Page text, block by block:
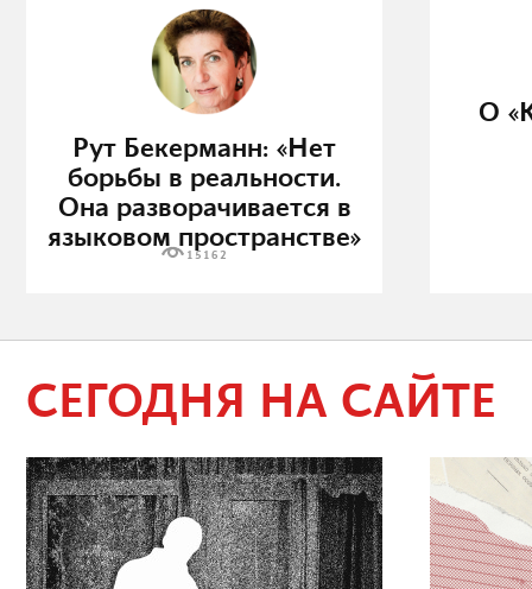
Рут Бекерманн: «Нет
борьбы в реальности.
Она разворачивается в
языковом пространстве»
15162
О
СЕГОДНЯ НА САЙТЕ